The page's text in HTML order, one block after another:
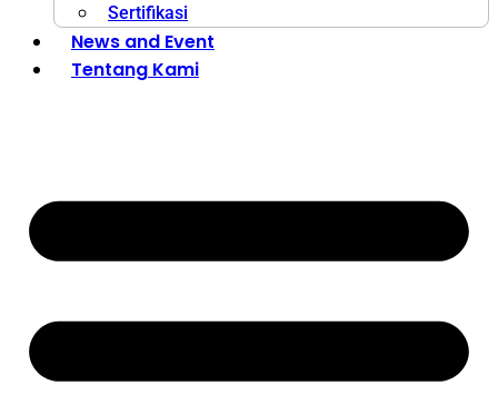
Sertifikasi
News and Event
Tentang Kami